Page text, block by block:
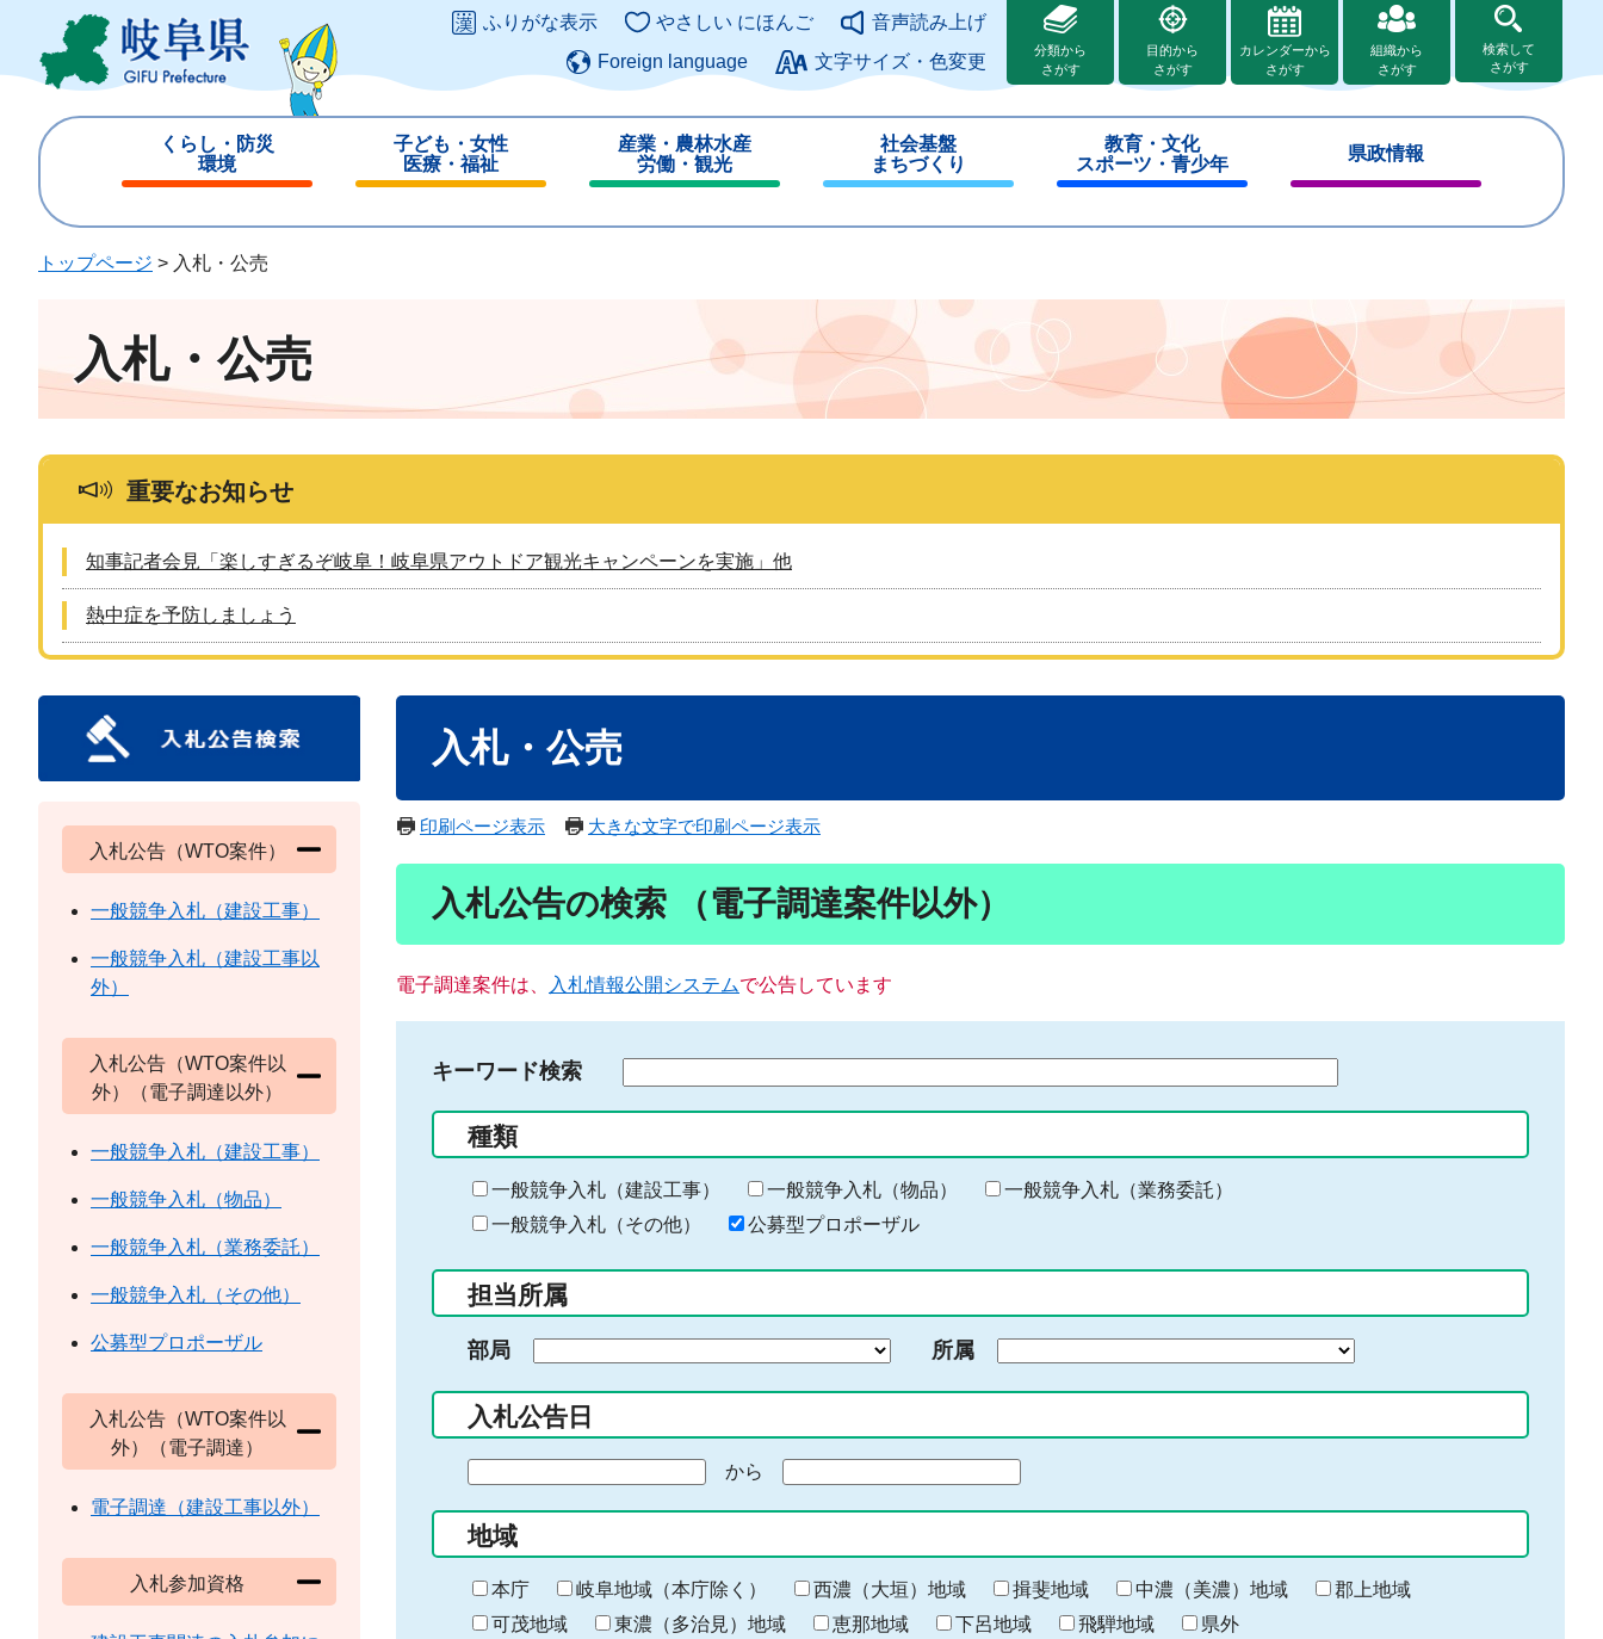
ジ
ュ
このページの本文へ
ふりがな表示 やさしい にほんご
音声読み上げ
Foreign language
文字サイズ・色変更
分類から
さがす
目的から
さがす
カレンダーから
さがす
組織から
さがす
検索して
さがす
くらし・防災
環境
じ
子ども・女性
医療・福祉
じ
産業・農林水産
労働・観光
じ
社会基盤
まちづくり
じ
教育・文化
スポーツ・青少年
じ
県政情報
じ
トップページ > 入札・公売
入札・公売
重要なお知らせ
知事記者会見「楽しすぎるぞ岐阜！岐阜県アウトドア観光キャンペーンを実施」他
熱中症を予防しましょう
入札・公売
印刷ページ表示 大きな文字で印刷ページ表示
入札公告の検索 （電子調達案件以外）
電子調達案件は、 入札情報公開システムで公告しています
キーワード検索
る
キ
ー
ー
入
力
種類
一般競争入札（建設工事） 一般競争入札（物品）
一般競争入札（業務委託）
一般競争入札（その他）
公募型プロポーザル
担当所属
部局 所属
入札公告日
の
始
ま
り
から
終
わ
り
地域
本庁 岐阜地域（本庁除く） 西濃（大垣）地域 揖斐地域 中濃（美濃）地域
郡上地域
可茂地域
東濃（多治見）地域 恵那地域 下呂地域 飛騨地域 県外
入札公告（WTO案件）
一般競争入札（建設工事）
一般競争入札（建設工事以
外）
入札公告（WTO案件以
外）（電子調達以外）
一般競争入札（建設工事）
一般競争入札（物品）
一般競争入札（業務委託）
一般競争入札（その他）
公募型プロポーザル
入札公告（WTO案件以
外）（電子調達）
電子調達（建設工事以外）
入札参加資格